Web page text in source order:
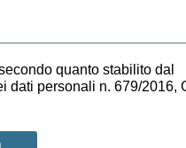
quanto stabilito dal
dati personali n. 679/2016,